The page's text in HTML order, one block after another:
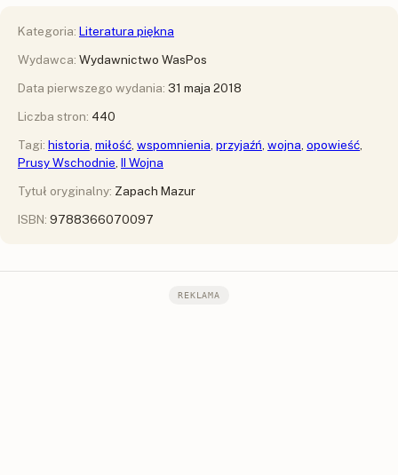
Kategoria: Literatura piękna
Wydawca: Wydawnictwo WasPos
Data pierwszego wydania: 31 maja 2018
Liczba stron: 440
Tagi: historia miłość wspomnienia przyjaźń wojna opowieść
Prusy Wschodnie II Wojna
Tytuł oryginalny: Zapach Mazur
ISBN: 9788366070097
REKLAMA